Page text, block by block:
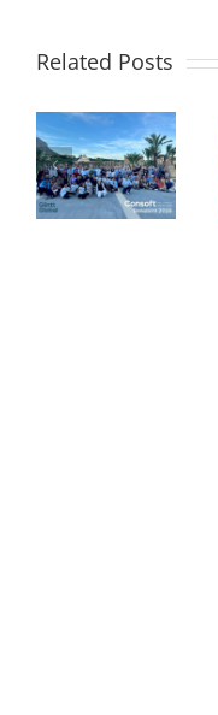
Related Posts